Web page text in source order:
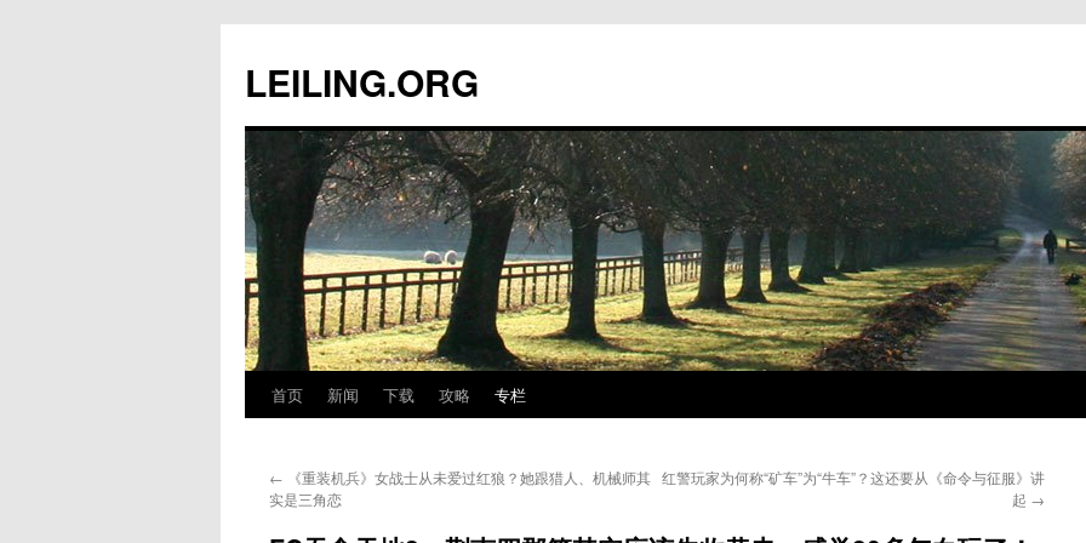
文
LEILING.ORG
首页 新闻 下载 攻略 专栏
← 《重装机兵》女战士从未爱过红狼？她跟猎人、机械师其
实是三角恋
红警玩家为何称“矿车”为“牛车”？这还要从《命令与征服》讲
起 →